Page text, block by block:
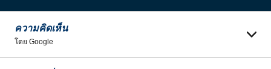
ความคิดเห็น
โดย Google